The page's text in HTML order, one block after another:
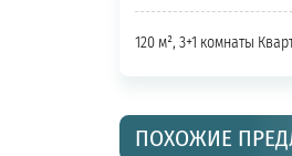
120 м², 3+1 комнаты
ПОХОЖИЕ